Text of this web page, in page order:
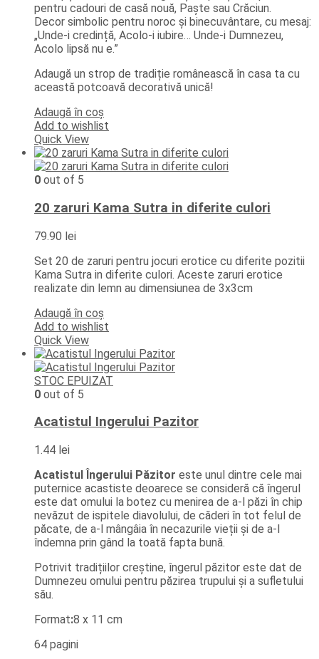
pentru cadouri de casă nouă, Paște sau Crăciun.
Decor simbolic pentru noroc și binecuvântare, cu mesaj:
„Unde-i credință, Acolo-i iubire… Unde-i Dumnezeu,
Acolo lipsă nu e.”
Adaugă un strop de tradiție românească în casa ta cu
această potcoavă decorativă unică!
Adaugă în coș
Add to wishlist
Quick View
0 out of 5
20 zaruri Kama Sutra in diferite culori
79.90 lei
Set 20 de zaruri pentru jocuri erotice cu diferite pozitii
Kama Sutra in diferite culori. Aceste zaruri erotice
realizate din lemn au dimensiunea de 3x3cm
Adaugă în coș
Add to wishlist
Quick View
STOC EPUIZAT
0 out of 5
Acatistul Ingerului Pazitor
1.44 lei
Acatistul Îngerului Păzitor este unul dintre cele mai
puternice acastiste deoarece se consideră că îngerul
este dat omului la botez cu menirea de a-l păzi în chip
nevăzut de ispitele diavolului, de căderi în tot felul de
păcate, de a-l mângâia în necazurile vieții și de a-l
îndemna prin gând la toată fapta bună.
Potrivit tradițiilor creștine, îngerul păzitor este dat de
Dumnezeu omului pentru păzirea trupului și a sufletului
său.
Format:8 x 11 cm
64 pagini